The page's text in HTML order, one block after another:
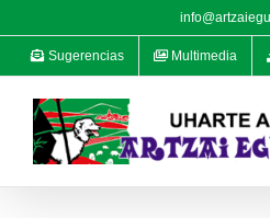
al
contenidoSugerencias Multimedia